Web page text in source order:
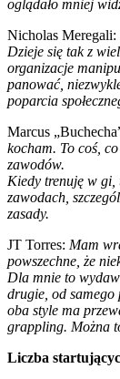
oglądało mniej
Nicholas Meregali:
Dzieje się tak z
organizacje
panować,
poparcia
Marcus
kocham. To coś,
zawodów.
Kiedy trenuję w gi,
zawodach,
zasady.
JT Torres: Mam
powszechne, że
Dla mnie to
drugie, od samego
oba style ma
grappling. Można
Liczba